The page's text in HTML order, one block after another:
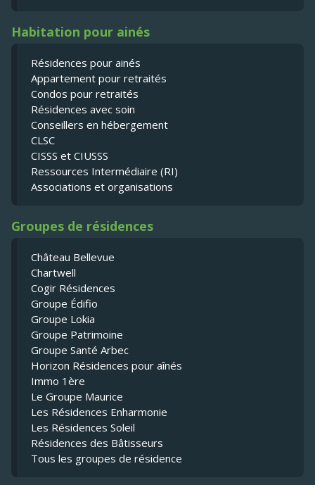
Habitation pour ainés
Résidences pour ainés
Appartement pour retraités
Condos pour retraités
Résidences avec soin
Conseillers en hébergement
CLSC
CISSS et CIUSSS
Ressources Intermédiaire (RI)
Associations et organisations
Groupes de résidences
Château Bellevue
Chartwell
Cogir Résidences
Groupe Édifio
Groupe Lokia
Groupe Patrimoine
Groupe Santé Arbec
Horizon Résidences pour aînés
Immo 1ère
Le Groupe Maurice
Les Résidences Enharmonie
Les Résidences Soleil
Résidences des Bâtisseurs
Tous les groupes de résidence